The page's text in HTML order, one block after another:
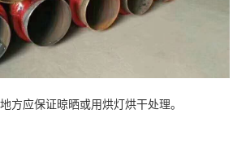
方应保证晾晒或用烘灯烘干处理。